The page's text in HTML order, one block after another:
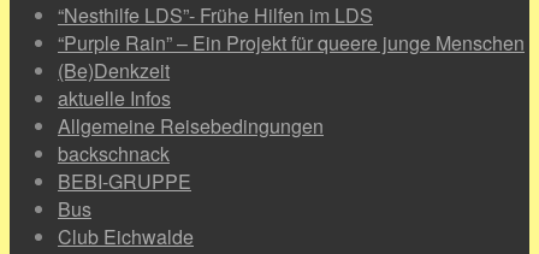
“Nesthilfe LDS”- Frühe Hilfen im LDS
“Purple Rain” – Ein Projekt für queere junge Menschen
(Be)Denkzeit
aktuelle Infos
Allgemeine Reisebedingungen
backschnack
BEBI-GRUPPE
Bus
Club Eichwalde